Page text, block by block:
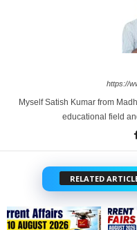
https://
Myself Satish Kumar from
educational field
RELATED